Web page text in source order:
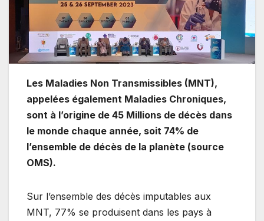
Les Maladies Non Transmissibles (MNT),
appelées également Maladies Chroniques,
sont à l’origine de 45 Millions de décès dans
le monde chaque année, soit 74% de
l’ensemble de décès de la planète (source
OMS).
Sur l’ensemble des décès imputables aux
MNT, 77% se produisent dans les pays à